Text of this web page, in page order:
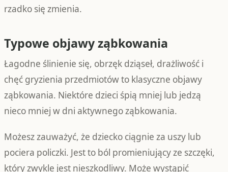
rzadko się zmienia.
Typowe objawy ząbkowania
Łagodne ślinienie się, obrzęk dziąseł, drażliwość i
chęć gryzienia przedmiotów to klasyczne objawy
ząbkowania. Niektóre dzieci śpią mniej lub jedzą
nieco mniej w dni aktywnego ząbkowania.
Możesz zauważyć, że dziecko ciągnie za uszy lub
pociera policzki. Jest to ból promieniujący ze szczęki,
który zwykle jest nieszkodliwy. Może wystąpić